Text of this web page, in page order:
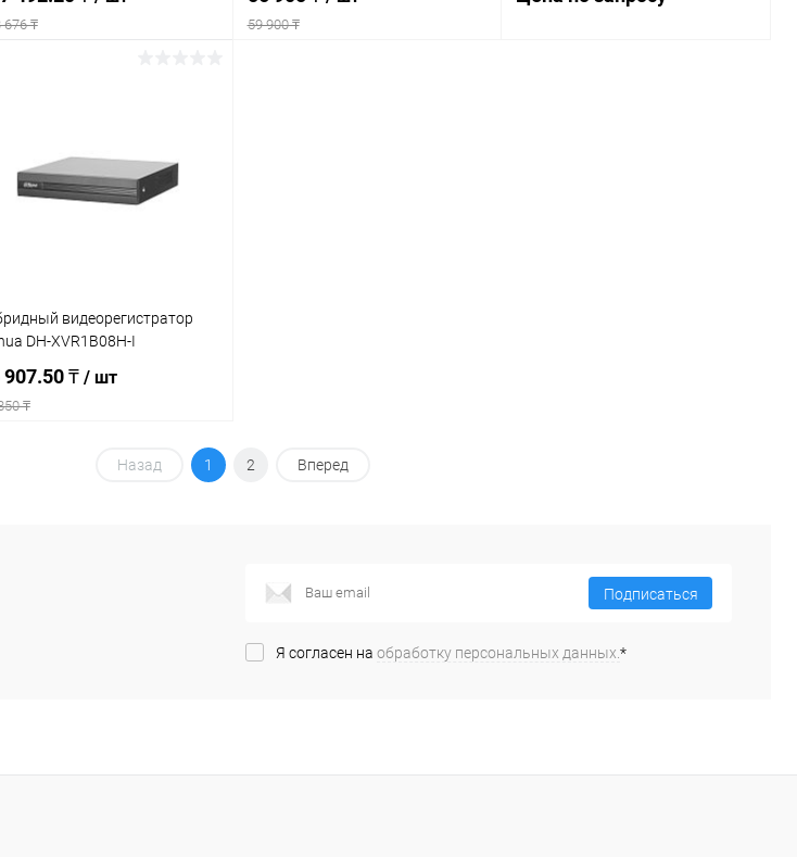
676 ₸
В избранное Недоступно
59 900 ₸
видеорегистратор
DH-XVR1B08H-I
907.50 ₸ / шт
₸
Подписаться
Назад 1 2 Вперед
Подписаться
Я согласен на обработку персональных данных. *